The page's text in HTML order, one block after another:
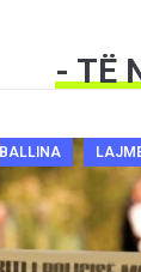
- TË
BALLINA